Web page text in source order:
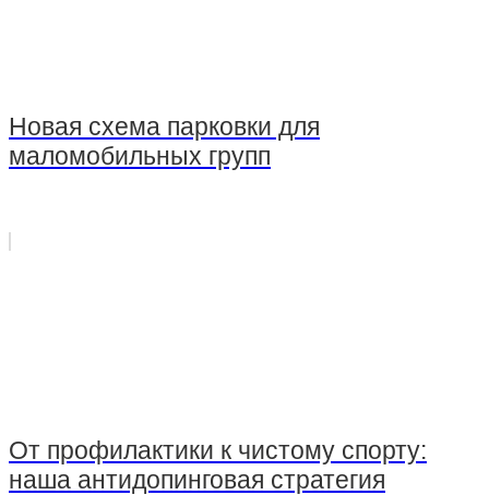
Новая схема парковки для
маломобильных групп
От профилактики к чистому спорту:
наша антидопинговая стратегия